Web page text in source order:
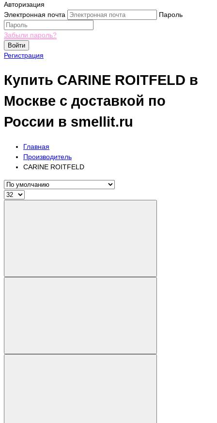
Авторизация
Электронная почта
Пароль
Забыли пароль?
Войти
Регистрация
Купить CARINE ROITFELD в
Москве с доставкой по
России в smellit.ru
Главная
Производитель
CARINE ROITFELD